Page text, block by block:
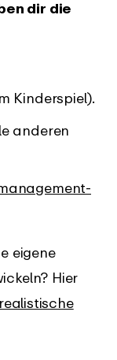
dir die
Kinderspiel).
anderen
eigene
Hier